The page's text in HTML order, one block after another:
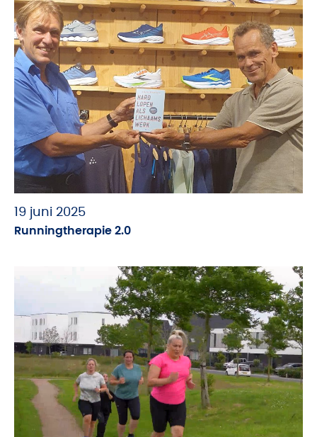
19 juni 2025
Runningtherapie 2.0